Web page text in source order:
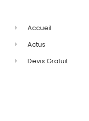
Accueil
Actus
Devis Gratuit